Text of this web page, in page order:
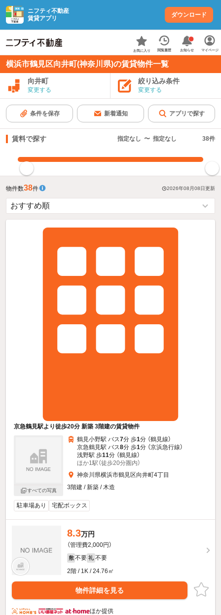
ニフティ不動産
賃貸アプリ
ダウンロード
お気に入り 閲覧履歴 お知らせ マイページ
横浜市鶴見区向井町(神奈川県)の賃貸物件一覧
向井町
変更する
絞り込み条件
変更する
条件を保存 新着通知 アプリで探す
賃料で探す 指定なし 〜 指定なし 38件
物件数38件 2026年08月08日更新
京急鶴見駅より徒歩20分 新築 3階建の賃貸物件
すべての写真
鶴見小野駅 バス7分 歩1分 （鶴見線）
京急鶴見駅 バス8分 歩1分 （京浜急行線）
浅野駅 歩11分 （鶴見線）
ほか1駅（徒歩20分圏内）
神奈川県横浜市鶴見区向井町4丁目
3階建 / 新築 / 木造
駐車場あり 宅配ボックス
8.3万円
（管理費2,000円）
敷 不要 礼 不要
2階 / 1K / 24.76㎡
物件詳細を見る
ほか提供